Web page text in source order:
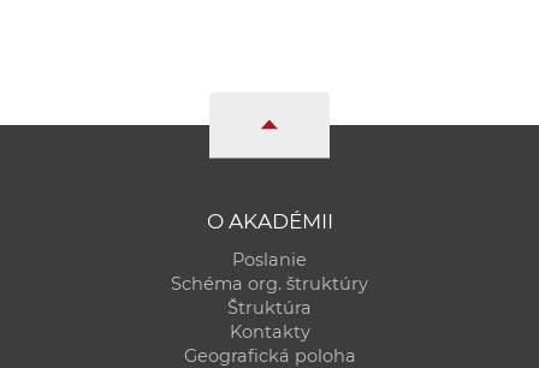
O AKADÉMII
Poslanie
Schéma org. štruktúry
Štruktúra
Kontakty
Geografická poloha